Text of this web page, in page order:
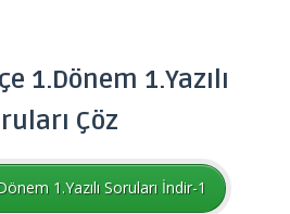
1.Dönem 1.Yazılı
Çöz
1.Yazılı Soruları İndir-1